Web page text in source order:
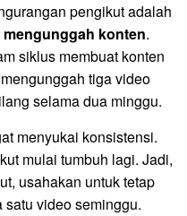
pengikut adalah
konten.
siklus membuat konten
tiga video
selama dua minggu.
menyukai konsistensi.
mulai tumbuh lagi. Jadi,
usahakan untuk tetap
video seminggu.